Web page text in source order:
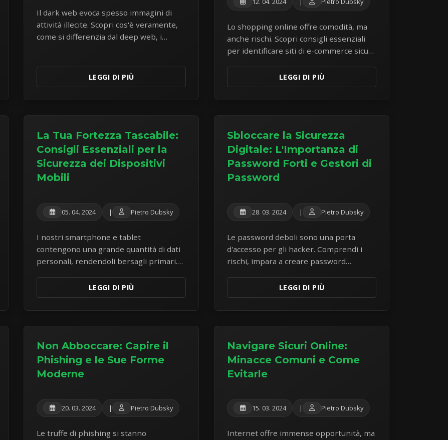
Il dark web evoca spesso immagini di
attività illecite. Scopri cos'è veramente,
come si differenzia dal deep web, i
LEGGI DI PIÙ
Lo shopping online offre comodità, ma
anche rischi. Scopri consigli essenziali
per identificare siti di e-commerce sicuri,
evitare le comuni truffe di shopping.
LEGGI DI PIÙ
La Tua Fortezza Tascabile:
Consigli Essenziali per la
Sicurezza dei Dispositivi
Mobili
05. 04. 2024 | Pietro Dubsky
I nostri smartphone e tablet
contengono una grande quantità di dati
personali, rendendoli bersagli primari.
i tuoi dispositivi mobili dalle minacce
moderne.
LEGGI DI PIÙ
Sbloccare la Sicurezza
Digitale: L'Importanza di
Password Forti e Gestori di
Password
28. 03. 2024 | Pietro Dubsky
Le password deboli sono una porta
d'accesso per gli hacker. Comprendi i
rischi, impara a creare password
gestori di password possono
rivoluzionare la tua sicurezza online.
LEGGI DI PIÙ
Non Abboccare: Capire il
Phishing e le Sue Forme
Moderne
20. 03. 2024 | Pietro Dubsky
Le truffe di phishing si stanno
Navigare Sicuri Online:
Minacce Comuni e Come
Evitarle
15. 03. 2024 | Pietro Dubsky
Internet offre immense opportunità, ma